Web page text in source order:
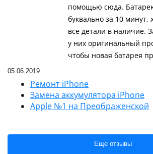
помощью сюда.
буквально за 10 минут,
все детали в наличие.
у них оригинальный
чтобы новая батарея
05.06.2019
Ремонт iPhone
Замена аккумулятора iPhone
Apple №1 на Преображенской
Еще отзывы